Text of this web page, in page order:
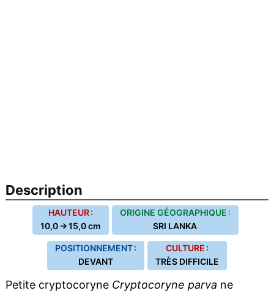
Description
HAUTEUR :
10,0 → 15,0 cm
ORIGINE GÉOGRAPHIQUE :
SRI LANKA
POSITIONNEMENT :
DEVANT
CULTURE :
TRÈS DIFFICILE
Petite cryptocoryne Cryptocoryne parva ne